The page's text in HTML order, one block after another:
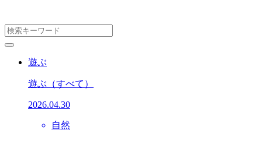
遊ぶ
遊ぶ （すべて）
2026.04.30
自然